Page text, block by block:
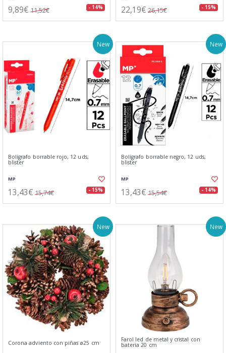
9,89€ 11,52€ - 14% 22,19€ 26,15€ - 15%
New
Bolígrafo borrable rojo, 12 uds,
blister
MP
13,43€ 15,74€ - 15%
New
Bolígrafo borrable negro, 12 uds,
blister
MP
13,43€ 15,54€ - 14%
New
Corona adviento con piñas ø25 cm
New
Farol led de metal y cristal con
bateria 20 cm